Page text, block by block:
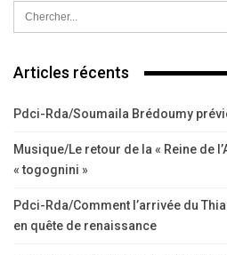
Articles récents
Pdci-Rda/Soumaila Brédoumy
Musique/Le retour de la « Reine de
« togognini »
Pdci-Rda/Comment l’arrivée du
en quête de renaissance